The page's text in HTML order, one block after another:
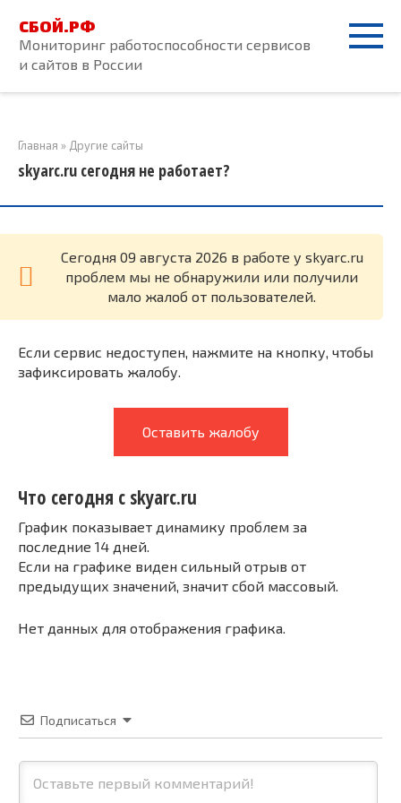
контенту
СБОЙ.РФ
Мониторинг работоспособности сервисов
и сайтов в России
Главная » Другие сайты
skyarc.ru сегодня не работает?
Cегодня 09 августа 2026 в работе у skyarc.ru
проблем мы не обнаружили или получили
мало жалоб от пользователей.
Если сервис недоступен, нажмите на кнопку, чтобы
зафиксировать жалобу.
Оставить жалобу
Что сегодня с skyarc.ru
График показывает динамику проблем за
последние 14 дней.
Если на графике виден сильный отрыв от
предыдущих значений, значит сбой массовый.
Нет данных для отображения графика.
Подписаться